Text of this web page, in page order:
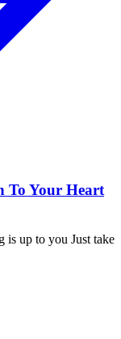
To Your Heart
is up to you Just take